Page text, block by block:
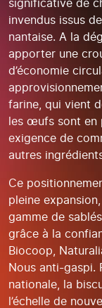
significative de
invendus issus
nantaise. A la
apporter une
d’économie
farine, qui vient
les œufs sont en
exigence de
autres
Ce
pleine
gamme de
grâce à la
Biocoop,
Nous anti-gaspi.
nationale, la
l’échelle de